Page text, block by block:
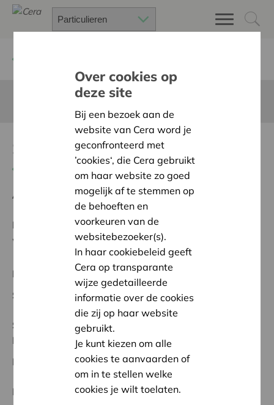
Sjorhout en opslagzolder
Terug naar overzicht
Ambitie: Warme en zorgzame buurten voor iedereen
Programma:
Bouwen aan sterke dorpen, buurten en
wijken, met zorgzame buren
Regionaal Project
Startdatum:
06/10/2025
Status:
In behandeling
Roeselare-Izegem
Datum:
06/10/2025
Beslissing: Goedgekeurd
Over cookies op
deze site
Bij een bezoek aan de
website van Cera word je
geconfronteerd met
’cookies‘, die Cera gebruikt
om haar website zo goed
mogelijk af te stemmen op
de behoeften en
voorkeuren van de
websitebezoeker(s).
In haar cookiebeleid geeft
Cera op transparante
wijze gedetailleerde
informatie over de cookies
die zij op haar website
gebruikt.
Je kunt kiezen om alle
cookies te aanvaarden of
om in te stellen welke
cookies je wilt toelaten.